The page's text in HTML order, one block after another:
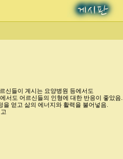
신들이 계시는 요양병원 등에서도
서도 어르신들의 인형에 대한 반응이 좋았음.
을 얻고 삶의 에너지와 활력을 불어넣음.